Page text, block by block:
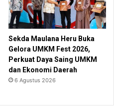
Sekda Maulana Heru Buka
Gelora UMKM Fest 2026,
Perkuat Daya Saing UMKM
dan Ekonomi Daerah
6 Agustus 2026